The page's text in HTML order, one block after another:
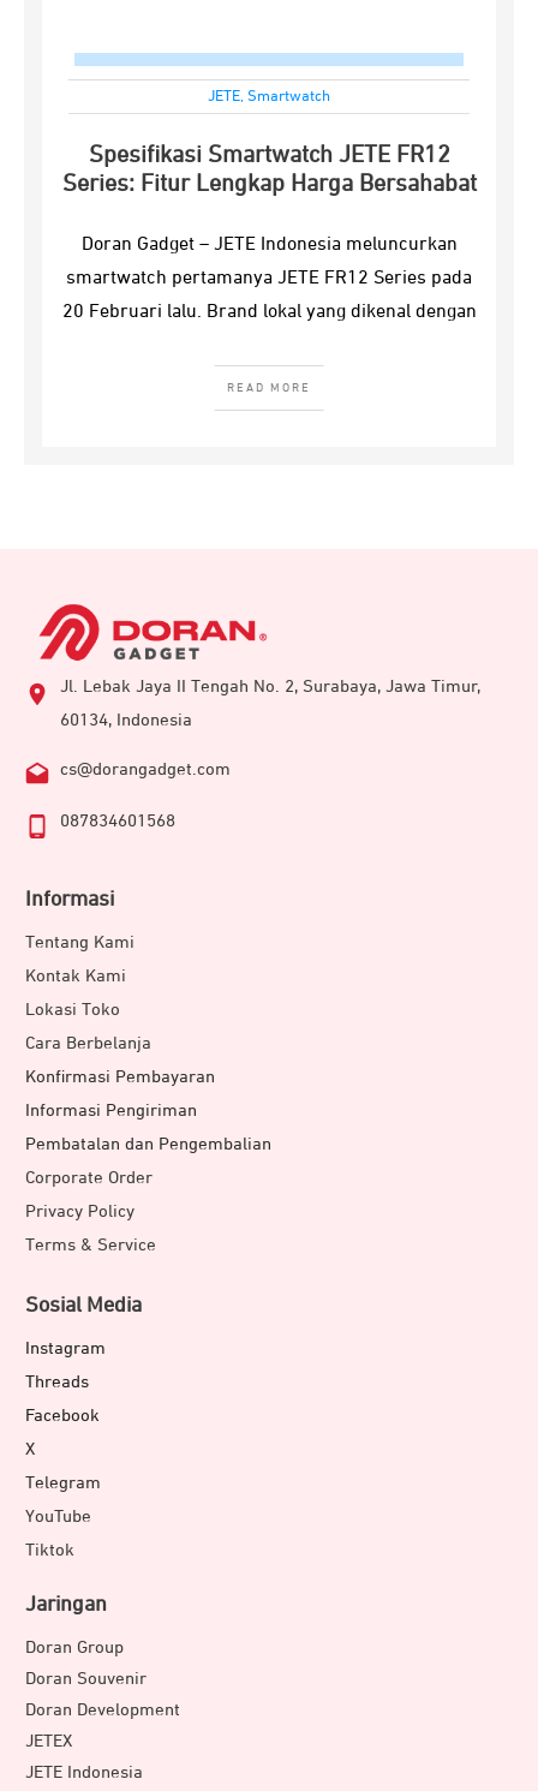
JETE, Smartwatch
Spesifikasi Smartwatch JETE FR12
Series: Fitur Lengkap Harga Bersahabat
Doran Gadget – JETE Indonesia meluncurkan
smartwatch pertamanya JETE FR12 Series pada
20 Februari lalu. Brand lokal yang dikenal dengan
READ MORE
Jl. Lebak Jaya II Tengah No. 2, Surabaya, Jawa Timur,
60134, Indonesia
cs@dorangadget.com
087834601568
Informasi
Tentang Kami
Kontak Kami
Lokasi Toko
Cara Berbelanja
Konfirmasi Pembayaran
Informasi Pengiriman
Pembatalan dan Pengembalian
Corporate Order
Privacy Policy
Terms & Service
Sosial Media
Instagram
Threads
Facebook
X
Telegram
YouTube
Tiktok
Jaringan
Doran Group
Doran Souvenir
Doran Development
JETEX
JETE Indonesia